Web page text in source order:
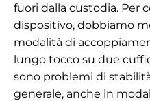
fuori dalla custodia. Per
dispositivo, dobbiamo
modalità di
lungo tocco su due
sono problemi di
generale, anche in